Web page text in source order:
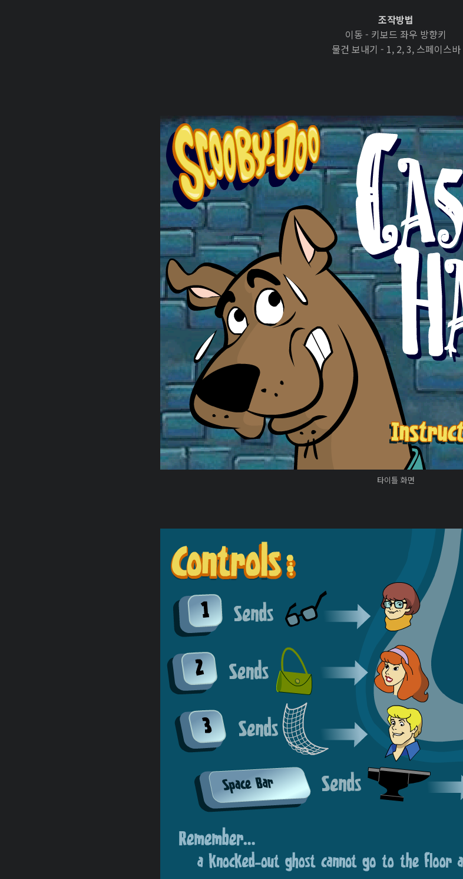
조작방법
이동 - 키보드 좌우 방향키
물건 보내기 - 1, 2, 3, 스페이스바
타이틀 화면